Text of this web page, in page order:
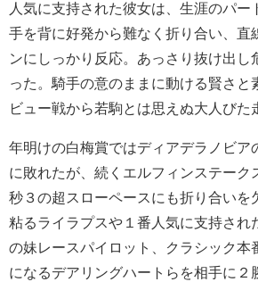
人気に支持された彼女は、生涯のパー
手を背に好発から難なく折り合い、直
ンにしっかり反応。あっさり抜け出し
った。騎手の意のままに動ける賢さと
ビュー戦から若駒とは思えぬ大人びた
年明けの白梅賞ではディアデラノビア
に敗れたが、続くエルフィンステーク
秒３の超スローペースにも折り合いを
粘るライラプスや１番人気に支持され
の妹レースパイロット、クラシック本
になるデアリングハートらを相手に２